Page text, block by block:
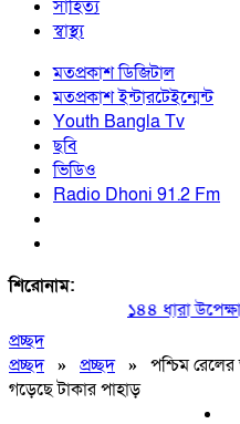
সাহিত্য
স্বাস্থ্য
মতপ্রকাশ ডিজিটাল
মতপ্রকাশ ইন্টারটেইন্মেন্ট
Youth Bangla Tv
ছবি
ভিডিও
Radio Dhoni 91.2 Fm
শিরোনাম:
১৪৪ ধারা উপেক্ষা
প্রচ্ছদ
প্রচ্ছদ» প্রচ্ছদ» পশ্চিম রেলের
গড়েছে টাকার পাহাড়